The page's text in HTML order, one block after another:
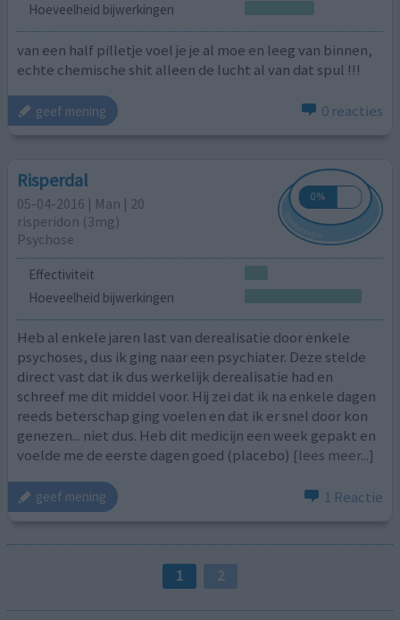
Hoeveelheid bijwerkingen
van een half pilletje voel je je al moe en leeg van binnen,
echte chemische shit alleen de lucht al van dat spul !!!
geef mening 0 reacties
Risperdal
05-04-2016 | Man | 20
risperidon (3mg)
Psychose
Effectiviteit
Hoeveelheid bijwerkingen
Heb al enkele jaren last van derealisatie door enkele
psychoses, dus ik ging naar een psychiater. Deze stelde
direct vast dat ik dus werkelijk derealisatie had en
schreef me dit middel voor. Hij zei dat ik na enkele dagen
reeds beterschap ging voelen en dat ik er snel door kon
genezen... niet dus. Heb dit medicijn een week gepakt en
voelde me de eerste dagen goed (placebo) [lees meer...]
geef mening 1 Reactie
1 2